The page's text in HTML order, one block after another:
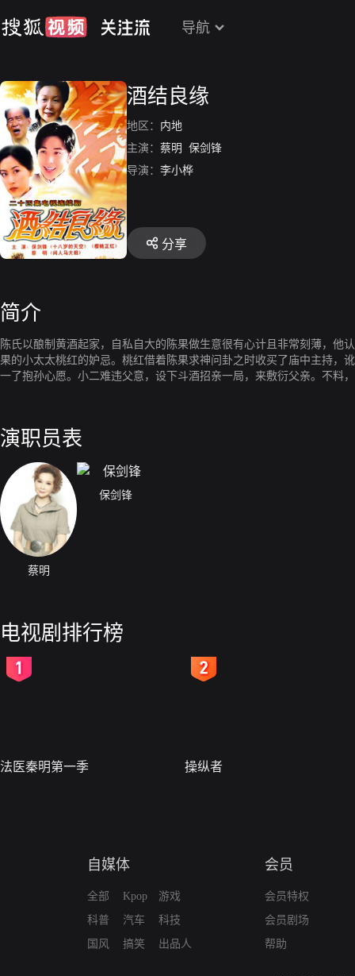
导航
酒结良缘
地区： 内地
主演： 蔡明
保剑锋
导演： 李小桦
分享
简介
陈氏以酿制黄酒起家，自私自大的陈果做生意很有心计且非常刻薄，
果的小太太桃红的妒忌。桃红借着陈果求神问卦之时收买了庙中主持，
一了抱孙心愿。小二难违父意，设下斗酒招亲一局，来敷衍父亲。不料
藏，众人更对酒庄虎视眈眈，他们想尽办法从中取利。但往往又被聪
失去的记忆竟然重现了。小二假装痴傻与小婉合力将酒庄大权夺回，
陈府上下皆大欢喜。
演职员表
蔡明
保剑锋
电视剧排行榜
法医秦明第一季 操纵者
自媒体
全部
科普
国风
Kpop
汽车
搞笑
游戏
科技
出品人
会员
会员特权
会员剧场
帮助